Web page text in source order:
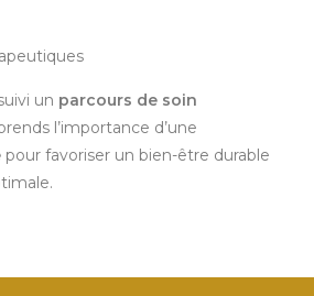
un parcours de soin
l’importance d’une
pour favoriser un bien-être durable